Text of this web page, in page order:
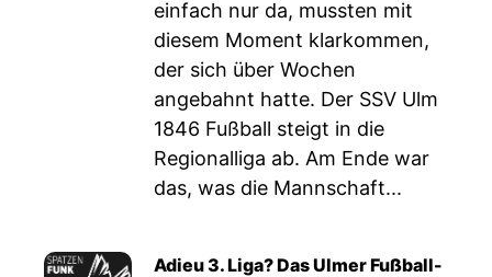
einfach nur da, mussten mit
diesem Moment klarkommen,
der sich über Wochen
angebahnt hatte. Der SSV Ulm
1846 Fußball steigt in die
Regionalliga ab. Am Ende war
das, was die Mannschaft...
Adieu 3. Liga? Das Ulmer Fußball-